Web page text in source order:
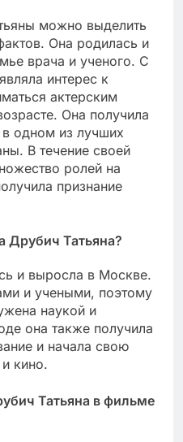
можно выделить
Она родилась и
врача и ученого. С
интерес к
актерским
Она получила
в одном из лучших
В течение своей
ролей на
признание
Друбич Татьяна?
и выросла в Москве.
и учеными, поэтому
наукой и
она также получила
и начала свою
кино.
Татьяна в фильме